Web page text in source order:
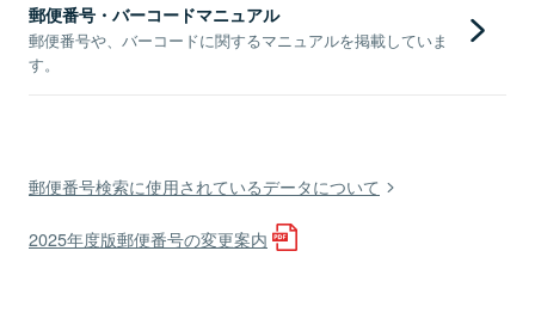
郵便番号・バーコードマニュアル
郵便番号や、バーコードに関するマニュアルを掲載していま
す。
郵便番号検索に使用されているデータについて
2025年度版郵便番号の変更案内